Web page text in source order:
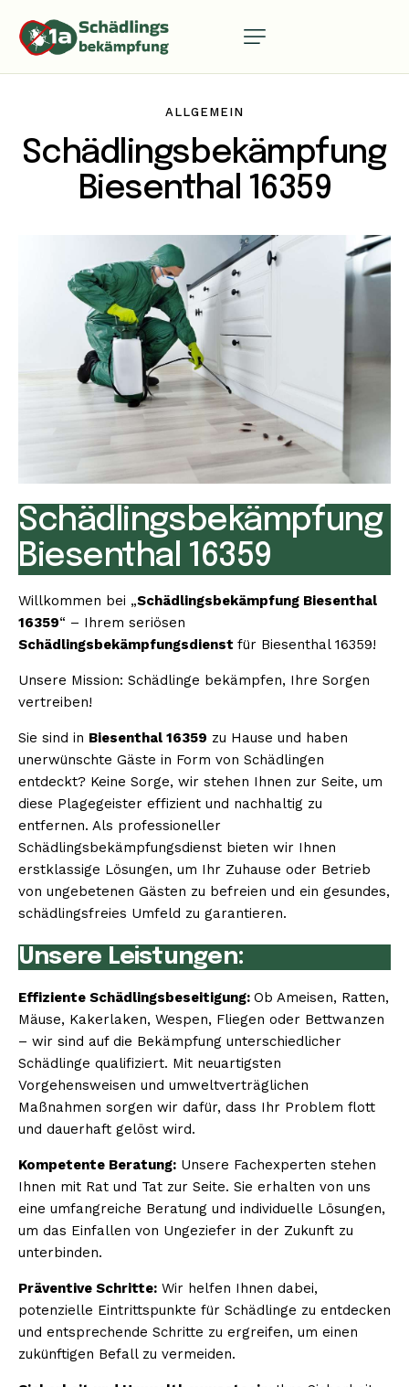
ALLGEMEIN
Schädlingsbekämpfung
Biesenthal 16359
Schädlingsbekämpfung
Biesenthal 16359
Willkommen bei „Schädlingsbekämpfung Biesenthal
16359“ – Ihrem seriösen
Schädlingsbekämpfungsdienst für Biesenthal 16359!
Unsere Mission: Schädlinge bekämpfen, Ihre Sorgen
vertreiben!
Sie sind in Biesenthal 16359 zu Hause und haben
unerwünschte Gäste in Form von Schädlingen
entdeckt? Keine Sorge, wir stehen Ihnen zur Seite, um
diese Plagegeister effizient und nachhaltig zu
entfernen. Als professioneller
Schädlingsbekämpfungsdienst bieten wir Ihnen
erstklassige Lösungen, um Ihr Zuhause oder Betrieb
von ungebetenen Gästen zu befreien und ein gesundes,
schädlingsfreies Umfeld zu garantieren.
Unsere Leistungen:
Effiziente Schädlingsbeseitigung: Ob Ameisen, Ratten,
Mäuse, Kakerlaken, Wespen, Fliegen oder Bettwanzen
– wir sind auf die Bekämpfung unterschiedlicher
Schädlinge qualifiziert. Mit neuartigsten
Vorgehensweisen und umweltverträglichen
Maßnahmen sorgen wir dafür, dass Ihr Problem flott
und dauerhaft gelöst wird.
Kompetente Beratung: Unsere Fachexperten stehen
Ihnen mit Rat und Tat zur Seite. Sie erhalten von uns
eine umfangreiche Beratung und individuelle Lösungen,
um das Einfallen von Ungeziefer in der Zukunft zu
unterbinden.
Präventive Schritte: Wir helfen Ihnen dabei,
potenzielle Eintrittspunkte für Schädlinge zu entdecken
und entsprechende Schritte zu ergreifen, um einen
zukünftigen Befall zu vermeiden.